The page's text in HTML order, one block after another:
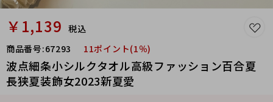
￥1,139 税込
商品番号:67293 11ポイント(1％)
波点細条小シルクタオル高級ファッション百合夏
長狭夏装飾女2023新夏愛